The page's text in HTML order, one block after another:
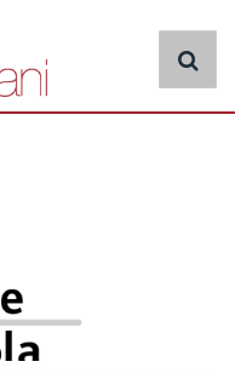
cerca